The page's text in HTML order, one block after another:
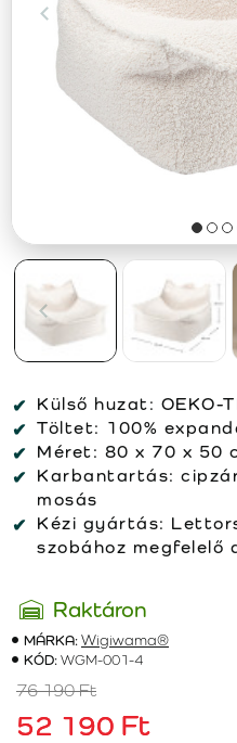
Külső huzat: OEKO-
Töltet: 100%
Méret: 80 x 70 x 50
Karbantartás:
mosás
Kézi gyártás:
szobához megfelelő
Raktáron
MÁRKA:Wigiwama®
KÓD:WGM-001-4
52 190 Ft
76 190 Ft